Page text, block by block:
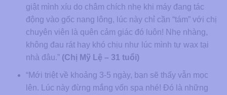
giật mình xíu do châm chích nhẹ khi máy đang tác
động vào gốc nang lông, lúc này chỉ cần “tám” với chị
chuyên viên là quên cảm giác đó luôn! Nhẹ nhàng,
không đau rát hay khó chịu như lúc mình tự wax tại
nhà đâu.” (Chị Mỹ Lệ – 31 tuổi)
“Mới triệt về khoảng 3-5 ngày, bạn sẽ thấy vẫn mọc
lên. Lúc này đừng mắng vốn spa nhé! Đó là những